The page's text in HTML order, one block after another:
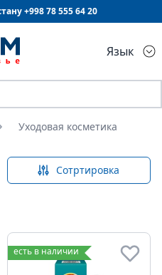
+99878 555 64 20
Язык
Уходовая косметика
Сотртировка
есть в наличии